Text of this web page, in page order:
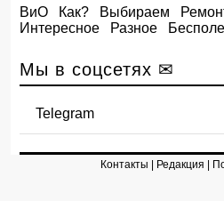
ВиО Как? Выбираем
Интересное
Разное
Мы в соцсетях ✉
Telegram
Контакты Редакция